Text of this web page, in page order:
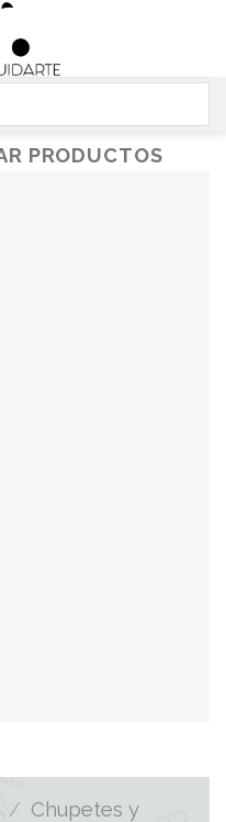
PRODUCTOS
/ Chupetes y